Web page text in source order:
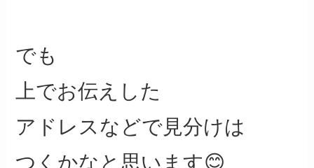
でも
上でお伝えした
アドレスなどで見分けは
つくかなと思います😊